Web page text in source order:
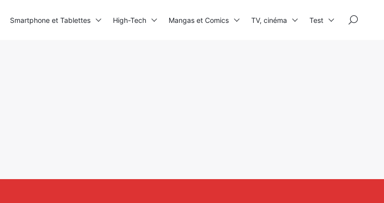
Smartphone et Tablettes High-Tech Mangas et Comics TV, cinéma Test